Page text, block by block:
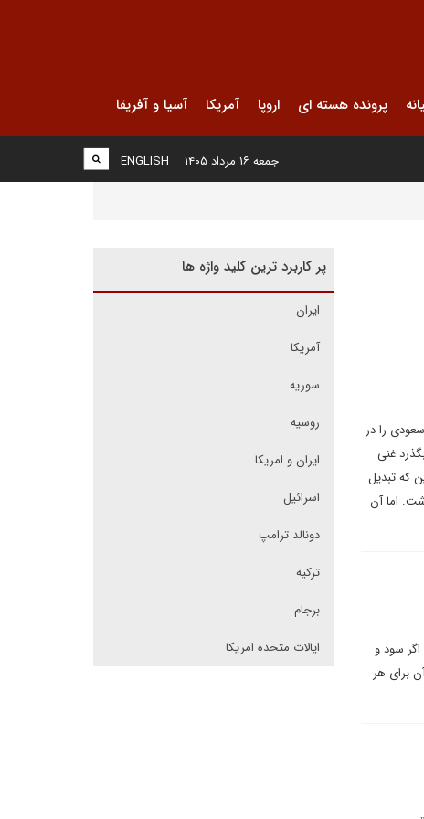
پرونده هسته ای اروپا آمریکا آسیا و آفریقا
ENGLISH جمعه ۱۶ مرداد ۱۴۰۵
را در
غنی
که تبدیل
اما آن
سود و
برای هر
پر کاربرد ترین کلید واژه ها
ایران
آمریکا
سوریه
روسیه
ایران و امریکا
اسرائیل
دونالد ترامپ
ترکیه
برجام
ایالات متحده امریکا